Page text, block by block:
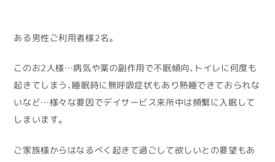
ある男性ご利用者様2名。
このお2人様…病気や薬の副作用で不眠傾向、トイレに何度も
起きてしまう、睡眠時に無呼吸症状もあり熟睡できておられな
いなど…様々な要因でデイサービス来所中は頻繁に入眠して
しまいます。
ご家族様からはなるべく起きて過ごして欲しいとの要望もあ